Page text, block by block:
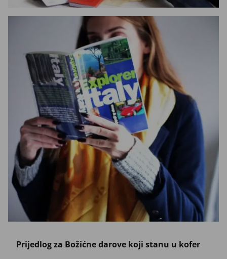
Prijedlog za Božićne darove koji stanu u kofer